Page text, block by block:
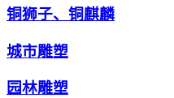
铜狮子、铜麒麟
城市雕塑
园林雕塑